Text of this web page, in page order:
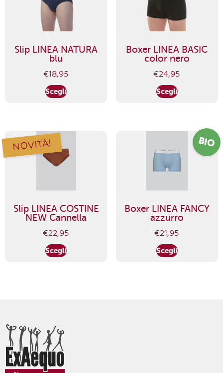
Slip LINEA NATURA
blu
€18,95
Scegli
Boxer LINEA BASIC
color nero
€24,95
Scegli
NOVITÀ!
Slip LINEA COSTINE
NEW Cannella
€22,95
Scegli
BIO
Boxer LINEA FANCY
azzurro
€21,95
Scegli